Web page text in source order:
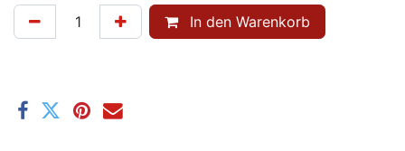
In den Warenkorb